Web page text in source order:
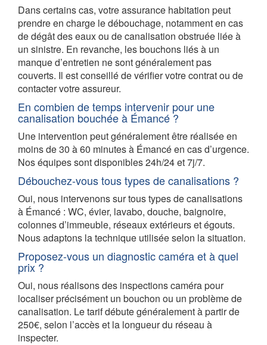
Dans certains cas, votre assurance habitation peut
prendre en charge le débouchage, notamment en cas
de dégât des eaux ou de canalisation obstruée liée à
un sinistre. En revanche, les bouchons liés à un
manque d’entretien ne sont généralement pas
couverts. Il est conseillé de vérifier votre contrat ou de
contacter votre assureur.
En combien de temps intervenir pour une
canalisation bouchée à Émancé ?
Une intervention peut généralement être réalisée en
moins de 30 à 60 minutes à Émancé en cas d’urgence.
Nos équipes sont disponibles 24h/24 et 7j/7.
Débouchez-vous tous types de canalisations ?
Oui, nous intervenons sur tous types de canalisations
à Émancé : WC, évier, lavabo, douche, baignoire,
colonnes d’immeuble, réseaux extérieurs et égouts.
Nous adaptons la technique utilisée selon la situation.
Proposez-vous un diagnostic caméra et à quel
prix ?
Oui, nous réalisons des inspections caméra pour
localiser précisément un bouchon ou un problème de
canalisation. Le tarif débute généralement à partir de
250€, selon l’accès et la longueur du réseau à
inspecter.